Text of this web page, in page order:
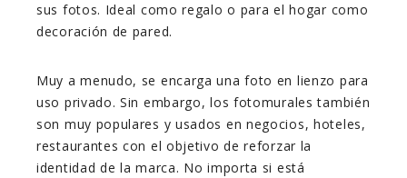
sus fotos. Ideal como regalo o para el hogar como
decoración de pared.
Muy a menudo, se encarga una foto en lienzo para
uso privado. Sin embargo, los fotomurales también
son muy populares y usados en negocios, hoteles,
restaurantes con el objetivo de reforzar la
identidad de la marca. No importa si está